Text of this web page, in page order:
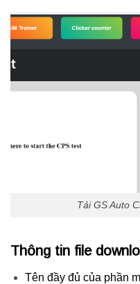
Tải GS Auto
Thông tin file
Tên đầy đủ của phần